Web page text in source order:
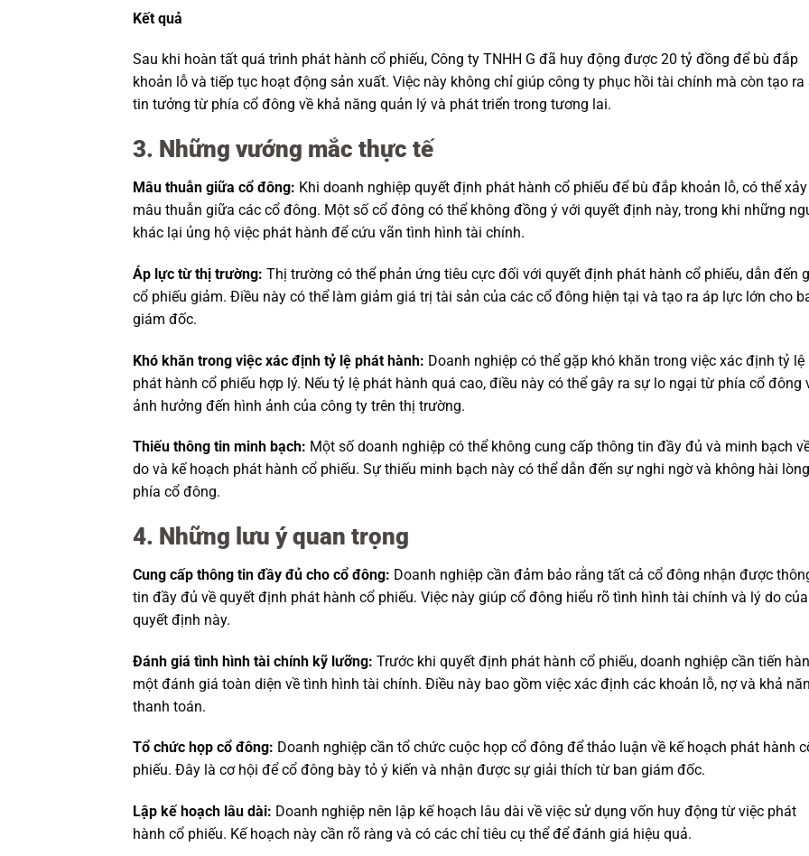
Kết quả
Sau khi hoàn tất quá trình phát hành cổ phiếu, Công ty TNHH G đã huy động được 20 tỷ đồng để bù đắp
khoản lỗ và tiếp tục hoạt động sản xuất. Việc này không chỉ giúp công ty phục hồi tài chính mà còn tạo ra
tin tưởng từ phía cổ đông về khả năng quản lý và phát triển trong tương lai.
3. Những vướng mắc thực tế
Mâu thuẫn giữa cổ đông: Khi doanh nghiệp quyết định phát hành cổ phiếu để bù đắp khoản lỗ, có thể xảy
mâu thuẫn giữa các cổ đông. Một số cổ đông có thể không đồng ý với quyết định này, trong khi những
khác lại ủng hộ việc phát hành để cứu vãn tình hình tài chính.
Áp lực từ thị trường: Thị trường có thể phản ứng tiêu cực đối với quyết định phát hành cổ phiếu, dẫn đến
cổ phiếu giảm. Điều này có thể làm giảm giá trị tài sản của các cổ đông hiện tại và tạo ra áp lực lớn cho
giám đốc.
Khó khăn trong việc xác định tỷ lệ phát hành: Doanh nghiệp có thể gặp khó khăn trong việc xác định tỷ lệ
phát hành cổ phiếu hợp lý. Nếu tỷ lệ phát hành quá cao, điều này có thể gây ra sự lo ngại từ phía cổ đông
ảnh hưởng đến hình ảnh của công ty trên thị trường.
Thiếu thông tin minh bạch: Một số doanh nghiệp có thể không cung cấp thông tin đầy đủ và minh bạch
do và kế hoạch phát hành cổ phiếu. Sự thiếu minh bạch này có thể dẫn đến sự nghi ngờ và không hài
phía cổ đông.
4. Những lưu ý quan trọng
Cung cấp thông tin đầy đủ cho cổ đông: Doanh nghiệp cần đảm bảo rằng tất cả cổ đông nhận được
tin đầy đủ về quyết định phát hành cổ phiếu. Việc này giúp cổ đông hiểu rõ tình hình tài chính và lý do của
quyết định này.
Đánh giá tình hình tài chính kỹ lưỡng: Trước khi quyết định phát hành cổ phiếu, doanh nghiệp cần tiến
một đánh giá toàn diện về tình hình tài chính. Điều này bao gồm việc xác định các khoản lỗ, nợ và khả
thanh toán.
Tổ chức họp cổ đông: Doanh nghiệp cần tổ chức cuộc họp cổ đông để thảo luận về kế hoạch phát hành
phiếu. Đây là cơ hội để cổ đông bày tỏ ý kiến và nhận được sự giải thích từ ban giám đốc.
Lập kế hoạch lâu dài: Doanh nghiệp nên lập kế hoạch lâu dài về việc sử dụng vốn huy động từ việc phát
hành cổ phiếu. Kế hoạch này cần rõ ràng và có các chỉ tiêu cụ thể để đánh giá hiệu quả.